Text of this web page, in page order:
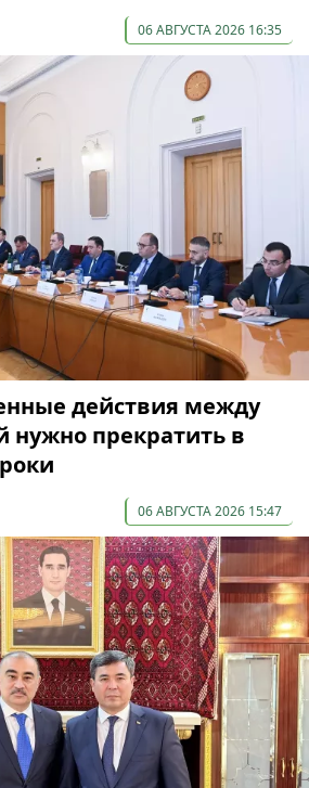
06 АВГУСТА 2026 16:35
действия между
нужно прекратить в
06 АВГУСТА 2026 15:47